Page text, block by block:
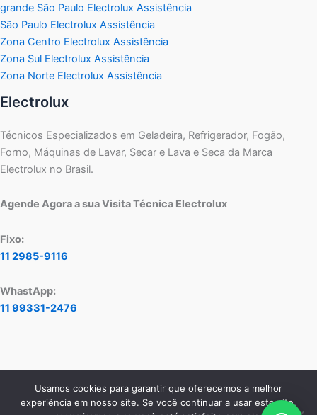
grande São Paulo Electrolux Assistência
São Paulo Electrolux Assistência
Zona Centro Electrolux Assistência
Zona Sul Electrolux Assistência
Zona Norte Electrolux Assistência
Electrolux
Técnicos Especializados em Geladeira, Refrigerador, Fogão,
Forno, Máquinas de Lavar, Secar e Lava e Seca da Marca
Electrolux no Brasil.
Agende Agora a sua Visita Técnica Electrolux
Fixo:
11 2985-9116
WhastApp:
11 99331-2476
Copyright © 2026 Assistência Técnica Electrolux - Central de
Usamos cookies para garantir que oferecemos a melhor
experiência em nosso site. Se você continuar a usar este site,